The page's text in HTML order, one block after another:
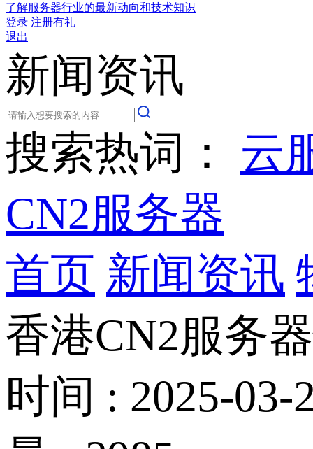
了解服务器行业的最新动向和技术知识
登录 注册有礼
退出
新闻资讯
搜索热词： 云
CN2服务器
首页 新闻资讯
香港CN2服务
时间 : 2025-03-